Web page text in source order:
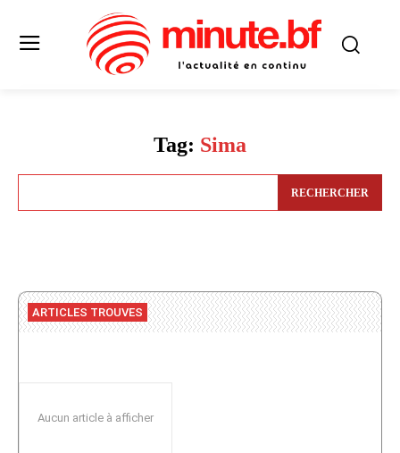
Tag: Sima
RECHERCHER
ARTICLES TROUVES
Aucun article à afficher